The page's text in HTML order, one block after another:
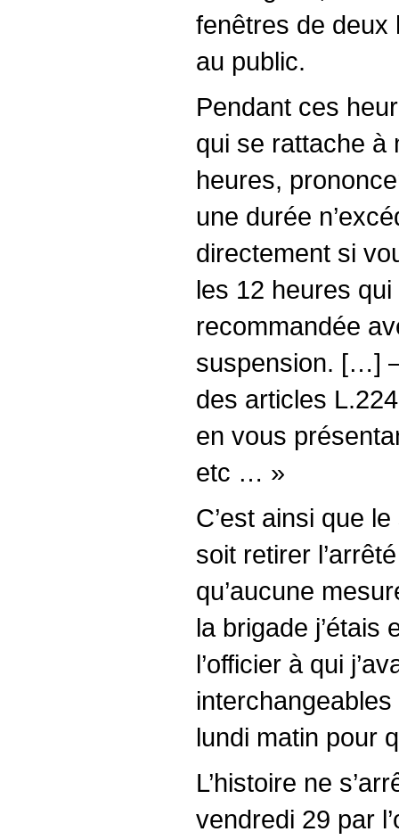
fenêtres de deux
au public.
Pendant ces
qui se rattache à
heures,
une durée
directement si
les 12 heures
recommandée
suspension. […]
des articles
en vous
etc … »
C’est ainsi que
soit retirer
qu’aucune
la brigade
l’officier à qui
lundi matin pour
L’histoire ne
vendredi 29 par